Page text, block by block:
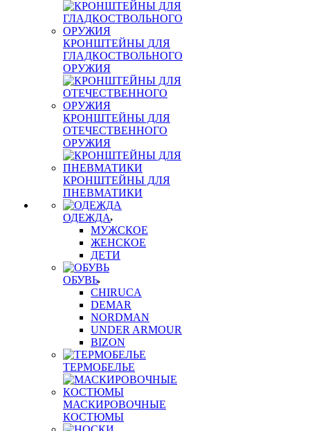
КРОНШТЕЙНЫ ДЛЯ
ГЛАДКОСТВОЛЬНОГО
ОРУЖИЯ
КРОНШТЕЙНЫ ДЛЯ
ОТЕЧЕСТВЕННОГО
ОРУЖИЯ
КРОНШТЕЙНЫ ДЛЯ
ПНЕВМАТИКИ
ОДЕЖДА
МУЖСКОЕ
ЖЕНСКОЕ
ДЕТИ
ОБУВЬ
CHIRUCA
DEMAR
NORDMAN
UNDER ARMOUR
BIZON
ТЕРМОБЕЛЬЕ
МАСКИРОВОЧНЫЕ
КОСТЮМЫ